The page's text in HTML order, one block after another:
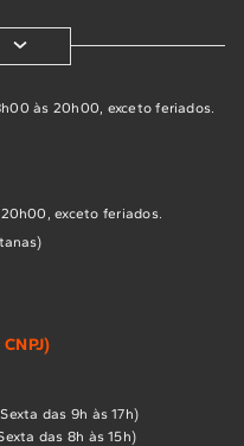
às 20h00, exceto feriados.
exceto feriados.
das 9h às 17h)
das 8h às 15h)